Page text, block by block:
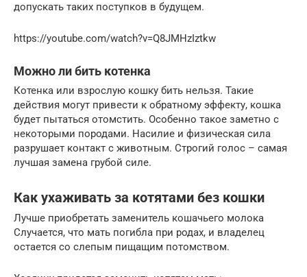
допускать таких поступков в будущем.
https://youtube.com/watch?v=Q8JMHzIztkw
Можно ли бить котенка
Котенка или взрослую кошку бить нельзя. Такие
действия могут привести к обратному эффекту, кошка
будет пытаться отомстить. Особенно такое заметно с
некоторыми породами. Насилие и физическая сила
разрушает контакт с животным. Строгий голос – самая
лучшая замена грубой силе.
Как ухаживать за котятами без кошки
Лучше приобретать заменитель кошачьего молока
Случается, что мать погибла при родах, и владелец
остается со слепым пищащим потомством.